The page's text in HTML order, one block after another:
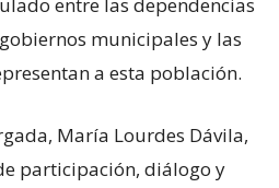
municipales y las
a esta población.
María Lourdes Dávila,
participación, diálogo y